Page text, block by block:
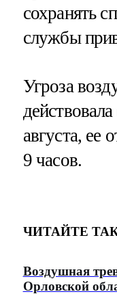
сохранять
службы
Угроза
августа, ее
9 часов.
ЧИТАЙТЕ
Воздушная
Орловской